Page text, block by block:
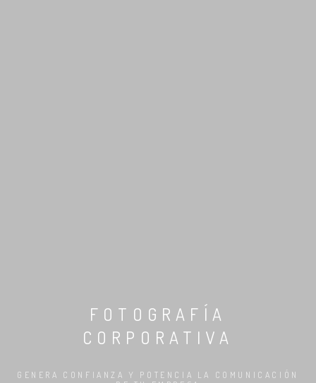
FOTOGRAFÍA
CORPORATIVA
GENERA CONFIANZA Y POTENCIA LA COMUNICACIÓN